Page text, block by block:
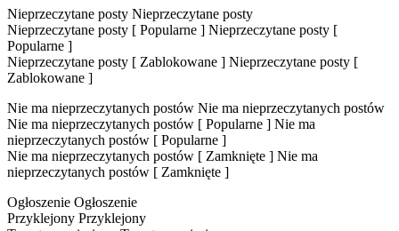
Nieprzeczytane posty Nieprzeczytane posty
Nieprzeczytane posty [ Popularne ] Nieprzeczytane posty [
Popularne ]
Nieprzeczytane posty [ Zablokowane ] Nieprzeczytane posty [
Zablokowane ]
Nie ma nieprzeczytanych postów Nie ma nieprzeczytanych postów
Nie ma nieprzeczytanych postów [ Popularne ] Nie ma
nieprzeczytanych postów [ Popularne ]
Nie ma nieprzeczytanych postów [ Zamknięte ] Nie ma
nieprzeczytanych postów [ Zamknięte ]
Ogłoszenie Ogłoszenie
Przyklejony Przyklejony